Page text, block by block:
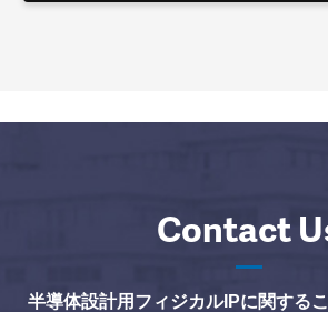
Contact
半導体設計用フィジカルIPに関する